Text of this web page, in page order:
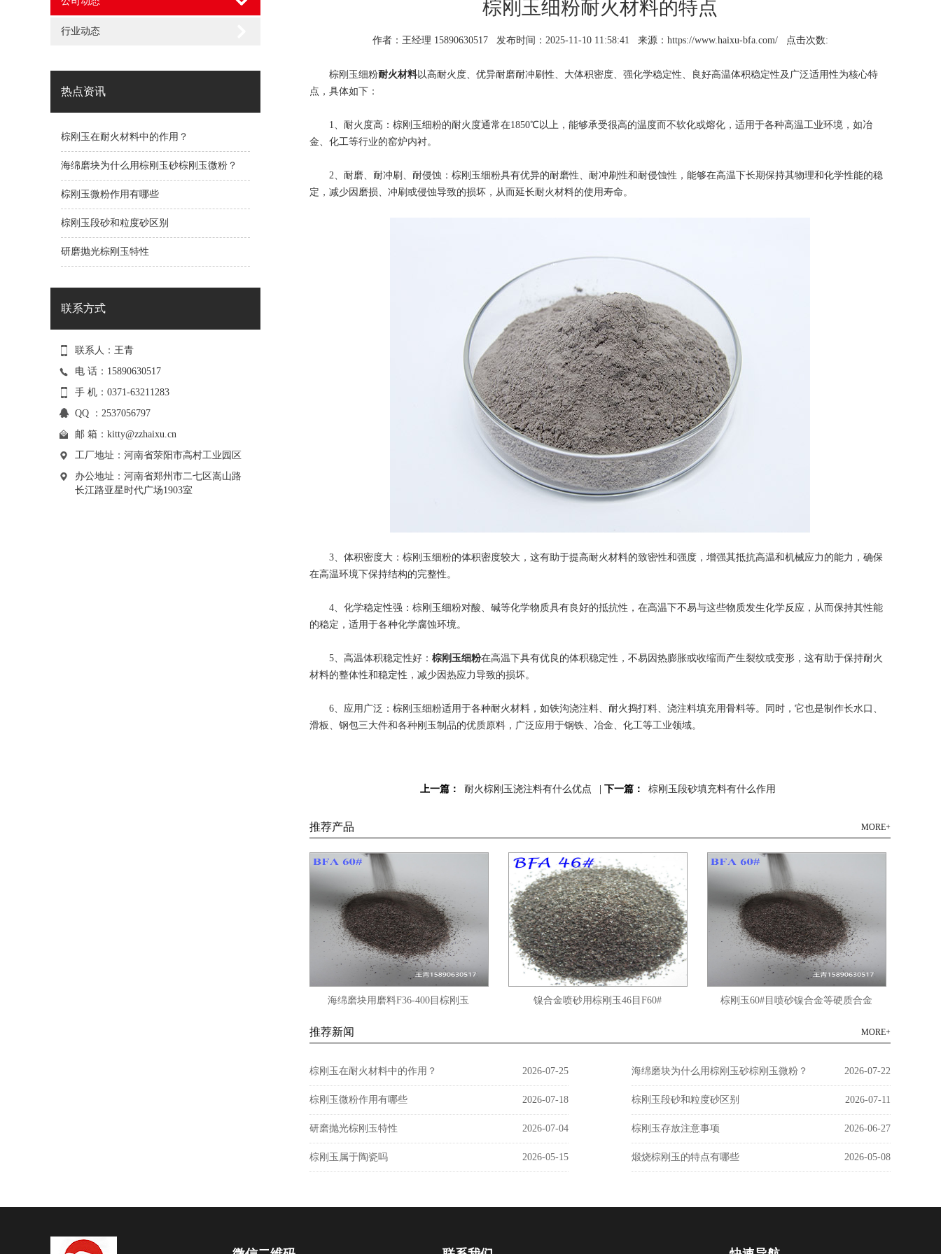
行业动态
热点资讯
棕刚玉在耐火材料中的作用？
海绵磨块为什么用棕刚玉砂棕刚玉微粉？
棕刚玉微粉作用有哪些
棕刚玉段砂和粒度砂区别
研磨抛光棕刚玉特性
联系方式
联系人：王青
电 话：15890630517
手 机：0371-63211283
QQ ：2537056797
邮 箱： kitty@zzhaixu.cn
工厂地址：河南省荥阳市高村工业园区
办公地址：河南省郑州市二七区嵩山路
长江路亚星时代广场1903室
棕刚玉细粉耐火材料的特点
作者：王经理 15890630517 发布时间：2025-11-10 11:58:41 来源：https://www.haixu-bfa.com/ 点击次数:
棕刚玉细粉耐火材料以高耐火度、优异耐磨耐冲刷性、大体积密度、强化学稳定性、良好高温体积稳定性及广泛适用性为核心特
点，具体如下：
1、耐火度高：棕刚玉细粉的耐火度通常在1850℃以上，能够承受很高的温度而不软化或熔化，适用于各种高温工业环境，如冶
金、化工等行业的窑炉内衬。
2、耐磨、耐冲刷、耐侵蚀：棕刚玉细粉具有优异的耐磨性、耐冲刷性和耐侵蚀性，能够在高温下长期保持其物理和化学性能的稳
定，减少因磨损、冲刷或侵蚀导致的损坏，从而延长耐火材料的使用寿命。
3、体积密度大：棕刚玉细粉的体积密度较大，这有助于提高耐火材料的致密性和强度，增强其抵抗高温和机械应力的能力，确保
在高温环境下保持结构的完整性。
4、化学稳定性强：棕刚玉细粉对酸、碱等化学物质具有良好的抵抗性，在高温下不易与这些物质发生化学反应，从而保持其性能
的稳定，适用于各种化学腐蚀环境。
5、高温体积稳定性好： 棕刚玉细粉在高温下具有优良的体积稳定性，不易因热膨胀或收缩而产生裂纹或变形，这有助于保持耐火
材料的整体性和稳定性，减少因热应力导致的损坏。
6、应用广泛：棕刚玉细粉适用于各种耐火材料，如铁沟浇注料、耐火捣打料、浇注料填充用骨料等。同时，它也是制作长水口、
滑板、钢包三大件和各种刚玉制品的优质原料，广泛应用于钢铁、冶金、化工等工业领域。
上一篇： 耐火棕刚玉浇注料有什么优点 下一篇： 棕刚玉段砂填充料有什么作用
推荐产品 MORE+
海绵磨块用磨料F36-400目棕刚玉 镍合金喷砂用棕刚玉46目F60# 棕刚玉60#目喷砂镍合金等硬质合金
推荐新闻 MORE+
棕刚玉在耐火材料中的作用？ 2026-07-25 海绵磨块为什么用棕刚玉砂棕刚玉微粉？ 2026-07-22
棕刚玉微粉作用有哪些 2026-07-18 棕刚玉段砂和粒度砂区别 2026-07-11
研磨抛光棕刚玉特性 2026-07-04 棕刚玉存放注意事项 2026-06-27
棕刚玉属于陶瓷吗 2026-05-15 煅烧棕刚玉的特点有哪些 2026-05-08